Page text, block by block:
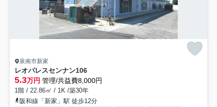
泉南市新家
レオパレスセンナン106
5.3万円 管理/共益費8,000円
1階 / 22.86㎡ / 1K /築30年
阪和線「新家」駅 徒歩12分